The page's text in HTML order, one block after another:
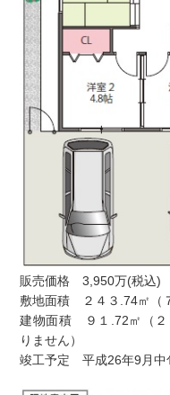
販売価格 3,950万(税込)
敷地面積 ２４３.74㎡（
建物面積 ９１.72㎡（２
りません）
竣工予定 平成26年9月中